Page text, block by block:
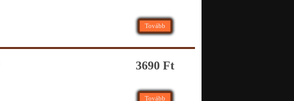
Tovább
3690 Ft
Tovább